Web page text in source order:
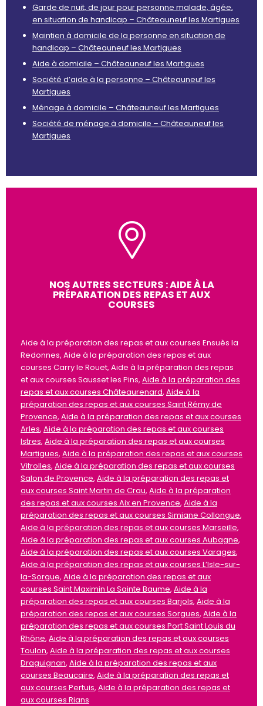
Garde de nuit, de jour pour personne malade, âgée,
en situation de handicap – Châteauneuf les Martigues
Maintien à domicile de la personne en situation de
handicap – Châteauneuf les Martigues
Aide à domicile – Châteauneuf les Martigues
Société d’aide à la personne – Châteauneuf les
Martigues
Ménage à domicile – Châteauneuf les Martigues
Société de ménage à domicile – Châteauneuf les
Martigues
NOS AUTRES SECTEURS : AIDE À LA
PRÉPARATION DES REPAS ET AUX
COURSES
Aide à la préparation des repas et aux courses Ensuès la
Redonnes, Aide à la préparation des repas et aux
courses Carry le Rouet, Aide à la préparation des repas
et aux courses Sausset les Pins, Aide à la préparation des
repas et aux courses Châteaurenard, Aide à la
préparation des repas et aux courses Saint Rémy de
Provence, Aide à la préparation des repas et aux courses
Arles, Aide à la préparation des repas et aux courses
Istres, Aide à la préparation des repas et aux courses
Martigues, Aide à la préparation des repas et aux courses
Vitrolles, Aide à la préparation des repas et aux courses
Salon de Provence, Aide à la préparation des repas et
aux courses Saint Martin de Crau, Aide à la préparation
des repas et aux courses Aix en Provence, Aide à la
préparation des repas et aux courses Simiane Collongue,
Aide à la préparation des repas et aux courses Marseille,
Aide à la préparation des repas et aux courses Aubagne,
Aide à la préparation des repas et aux courses Varages,
Aide à la préparation des repas et aux courses L’Isle-sur-
la-Sorgue, Aide à la préparation des repas et aux
courses Saint Maximin La Sainte Baume, Aide à la
préparation des repas et aux courses Barjols, Aide à la
préparation des repas et aux courses Sorgues, Aide à la
préparation des repas et aux courses Port Saint Louis du
Rhône, Aide à la préparation des repas et aux courses
Toulon, Aide à la préparation des repas et aux courses
Draguignan, Aide à la préparation des repas et aux
courses Beaucaire, Aide à la préparation des repas et
aux courses Pertuis, Aide à la préparation des repas et
aux courses Rians